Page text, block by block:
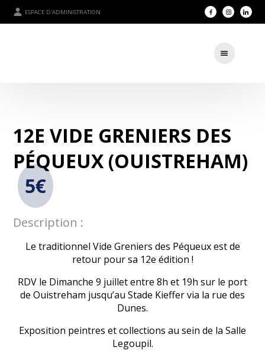
ESPACE D'ADMINISTRATION
12E VIDE GRENIERS DES
PÉQUEUX (OUISTREHAM)
5€
Description :
Le traditionnel Vide Greniers des Péqueux est de
retour pour sa 12e édition !
RDV le Dimanche 9 juillet entre 8h et 19h sur le port
de Ouistreham jusqu’au Stade Kieffer via la rue des
Dunes.
Exposition peintres et collections au sein de la Salle
Legoupil.